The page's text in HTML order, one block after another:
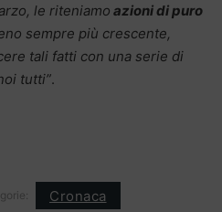
le riteniamo azioni di puro
sempre più crescente,
tali fatti con una serie di
tutti”.
Cronaca